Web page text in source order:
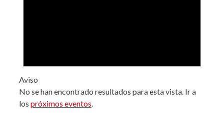
Aviso
No se han encontrado resultados para esta vista. Ir a
los próximos eventos